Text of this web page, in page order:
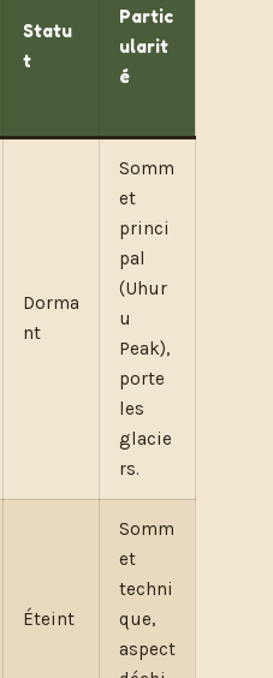
Statu
t
Partic
ularit
é
Dorma
nt
Somm
et
princi
pal
(Uhur
u
Peak),
porte
les
glacie
rs.
Éteint
Somm
et
techni
que,
aspect